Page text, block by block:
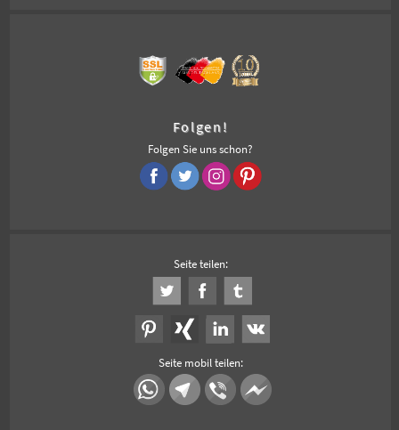
Folgen!
Folgen Sie uns schon?
Seite teilen:
Seite mobil teilen: